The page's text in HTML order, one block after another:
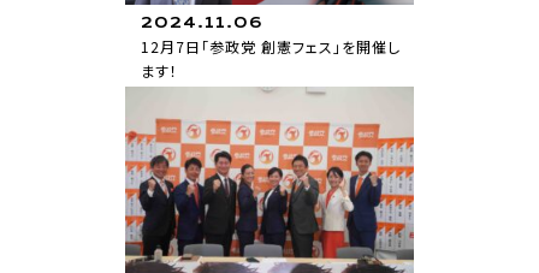
2024.11.06
12月7日「参政党 創憲フェス」を開催し
ます！
お知らせ